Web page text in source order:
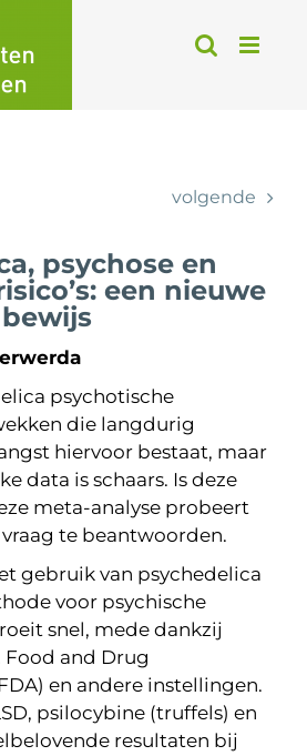
volgende
psychose en
een nieuwe
psychotische
die langdurig
hiervoor bestaat, maar
data is schaars. Is deze
meta-analyse probeert
te beantwoorden.
gebruik van psychedelica
voor psychische
snel, mede dankzij
Food and Drug
en andere instellingen.
psilocybine (truffels) en
resultaten bij